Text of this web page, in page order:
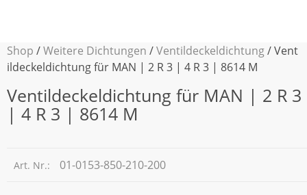
Shop /Weitere Dichtungen /Ventildeckeldichtung/ Vent
ildeckeldichtung für MAN | 2 R 3 | 4 R 3 | 8614 M
Ventildeckeldichtung für MAN | 2 R 3
| 4 R 3 | 8614 M
Art. Nr.: 01-0153-850-210-200